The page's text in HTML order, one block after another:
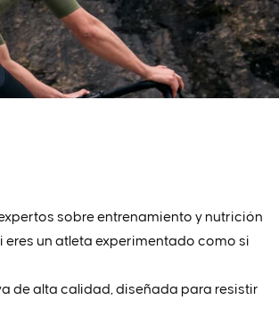
sobre entrenamiento y nutrición
un atleta experimentado como si
de alta calidad, diseñada para resistir